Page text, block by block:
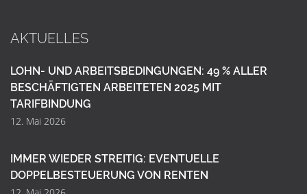
AKTUELLES
LOHN- UND ARBEITSBEDINGUNGEN: 49 % ALLER
BESCHÄFTIGTEN ARBEITETEN 2025 MIT
TARIFBINDUNG
12. Mai 2026
IMMER WIEDER STREITIG: EVENTUELLE
DOPPELBESTEUERUNG VON RENTEN